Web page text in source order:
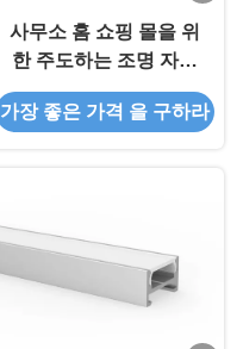
사무소 홈 쇼핑 몰을 위
한 주도하는 조명 자기
를 띤 LED 프로필을 위
한 알루미늄 트랙
가장 좋은 가격 을 구하라